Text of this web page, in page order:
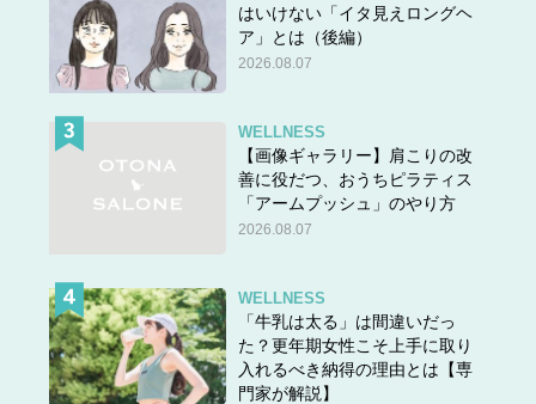
答えは＞＞ こちら
はいけない「イタ見えロングヘ
ア」とは（後編）
2026.08.07
WELLNESS
【画像ギャラリー】肩こりの改
善に役だつ、おうちピラティス
「アームプッシュ」のやり方
2026.08.07
WELLNESS
「牛乳は太る」は間違いだっ
た？更年期女性こそ上手に取り
入れるべき納得の理由とは【専
門家が解説】